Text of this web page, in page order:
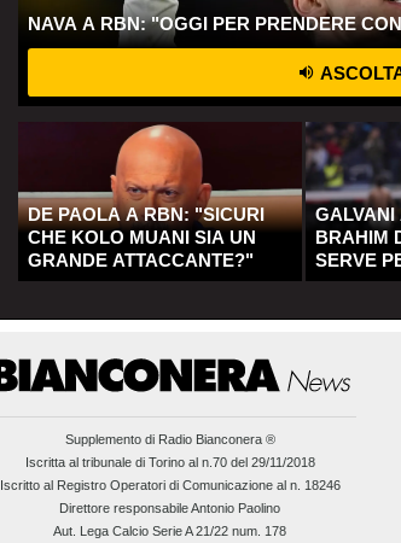
NAVA A RBN: "OGGI PER PRENDERE
DE PAOLA A RBN: "SICURI
CHE KOLO MUANI SIA UN
GRANDE ATTACCANTE?"
BRAHIM
SERVE
Supplemento di Radio Bianconera ®
Iscritta al tribunale di Torino al n.70 del 29/11/2018
Iscritto al Registro Operatori di Comunicazione al n. 18246
Direttore responsabile Antonio Paolino
Aut. Lega Calcio Serie A 21/22 num. 178